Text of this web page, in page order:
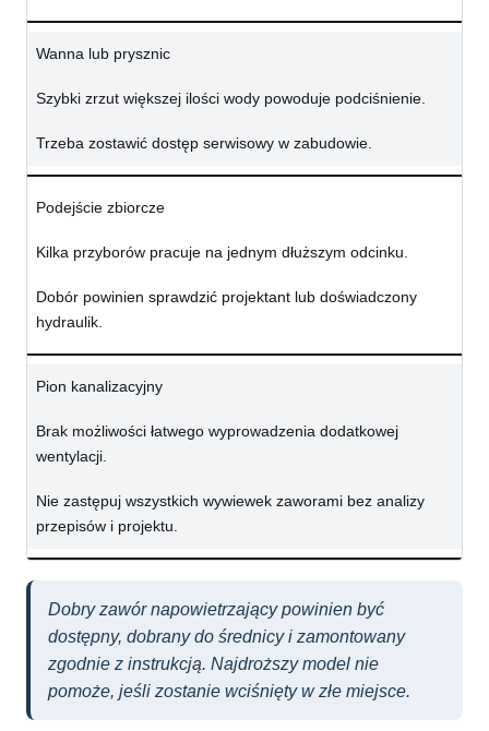
Wanna lub prysznic
Szybki zrzut większej ilości wody powoduje podciśnienie.
Trzeba zostawić dostęp serwisowy w zabudowie.
Podejście zbiorcze
Kilka przyborów pracuje na jednym dłuższym odcinku.
Dobór powinien sprawdzić projektant lub doświadczony
hydraulik.
Pion kanalizacyjny
Brak możliwości łatwego wyprowadzenia dodatkowej
wentylacji.
Nie zastępuj wszystkich wywiewek zaworami bez analizy
przepisów i projektu.
Dobry zawór napowietrzający powinien być
dostępny, dobrany do średnicy i zamontowany
zgodnie z instrukcją. Najdroższy model nie
pomoże, jeśli zostanie wciśnięty w złe miejsce.